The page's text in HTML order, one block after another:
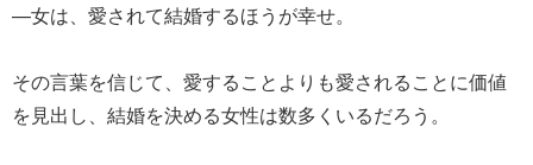
—女は、愛されて結婚するほうが幸せ。
その言葉を信じて、愛することよりも愛されることに価値
を見出し、結婚を決める女性は数多くいるだろう。